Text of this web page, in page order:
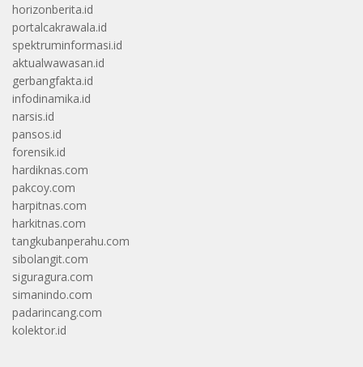
horizonberita.id
portalcakrawala.id
spektruminformasi.id
aktualwawasan.id
gerbangfakta.id
infodinamika.id
narsis.id
pansos.id
forensik.id
hardiknas.com
pakcoy.com
harpitnas.com
harkitnas.com
tangkubanperahu.com
sibolangit.com
siguragura.com
simanindo.com
padarincang.com
kolektor.id